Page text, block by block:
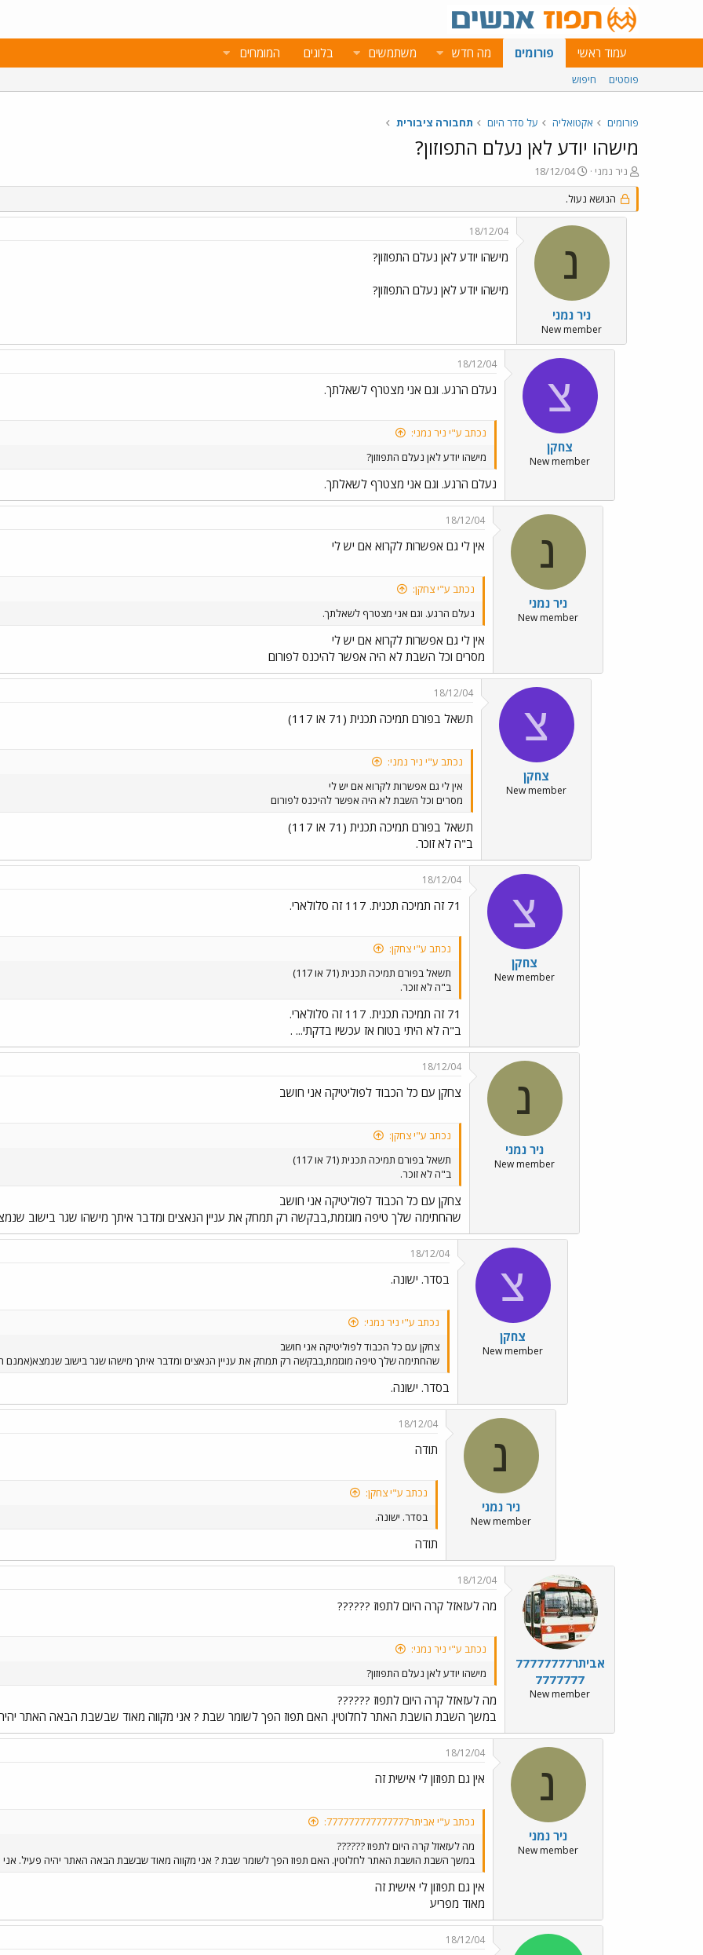
עמוד ראשי פורומים מה חדש משתמשים בלוגים המומחים
פוסטים חיפוש
פורומים אקטואליה על סדר היום תחבורה ציבורית
מישהו יודע לאן נעלם התפוזון?
פ
ו
ת
ח
ניר נמני
פ
ו
ר
ס
ם
ת
ר
י
ך
18/12/04
הנושא נעול.
נ
ניר נמני
New member
18/12/04
מישהו יודע לאן נעלם התפוזון?
מישהו יודע לאן נעלם התפוזון?
צ
צחקן
New member
18/12/04
נעלם הרגע. וגם אני מצטרף לשאלתך.
נכתב ע"י ניר נמני:
מישהו יודע לאן נעלם התפוזון?
נעלם הרגע. וגם אני מצטרף לשאלתך.
נ
ניר נמני
New member
18/12/04
אין לי גם אפשרות לקרוא אם יש לי
נכתב ע"י צחקן:
נעלם הרגע. וגם אני מצטרף לשאלתך.
אין לי גם אפשרות לקרוא אם יש לי
מסרים וכל השבת לא היה אפשר להיכנס לפורום
צ
צחקן
New member
18/12/04
תשאל בפורם תמיכה תכנית (71 או 117)
נכתב ע"י ניר נמני:
אין לי גם אפשרות לקרוא אם יש לי
מסרים וכל השבת לא היה אפשר להיכנס לפורום
תשאל בפורם תמיכה תכנית (71 או 117)
ב"ה לא זוכר.
צ
צחקן
New member
18/12/04
71 זה תמיכה תכנית. 117 זה סלולארי.
נכתב ע"י צחקן:
תשאל בפורם תמיכה תכנית (71 או 117)
ב"ה לא זוכר.
71 זה תמיכה תכנית. 117 זה סלולארי.
ב"ה לא היתי בטוח אז עכשיו בדקתי... .
נ
ניר נמני
New member
18/12/04
צחקן עם כל הכבוד לפוליטיקה אני חושב
נכתב ע"י צחקן:
תשאל בפורם תמיכה תכנית (71 או 117)
ב"ה לא זוכר.
צחקן עם כל הכבוד לפוליטיקה אני חושב
שהחתימה שלך טיפה מוגזמת,בבקשה רק תמחק את עניין הנאצים ומדבר איתך מישהו שגר בישוב
צ
צחקן
New member
18/12/04
בסדר. ישונה.
נכתב ע"י ניר נמני:
צחקן עם כל הכבוד לפוליטיקה אני חושב
שהחתימה שלך טיפה מוגזמת,בבקשה רק תמחק את עניין הנאצים ומדבר איתך מישהו שגר בישוב שנמצא(אמנם
בסדר. ישונה.
נ
ניר נמני
New member
18/12/04
תודה
נכתב ע"י צחקן:
בסדר. ישונה.
תודה
אביתר77777777
7777777
New member
18/12/04
מה לעזאזל קרה היום לתפוז ??????
נכתב ע"י ניר נמני:
מישהו יודע לאן נעלם התפוזון?
מה לעזאזל קרה היום לתפוז ??????
במשך השבת הושבת האתר לחלוטין. האם תפוז הפך לשומר שבת ? אני מקווה מאוד שבשבת הבאה האתר
נ
ניר נמני
New member
18/12/04
אין גם תפוזון לי אישית זה
נכתב ע"י אביתר777777777777777:
מה לעזאזל קרה היום לתפוז ??????
במשך השבת הושבת האתר לחלוטין. האם תפוז הפך לשומר שבת ? אני מקווה מאוד שבשבת הבאה האתר יהיה פעיל.
אין גם תפוזון לי אישית זה
מאוד מפריע
18/12/04